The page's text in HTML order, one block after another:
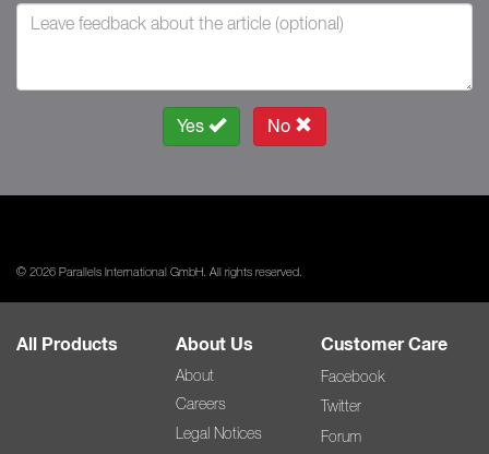
Yes No
© 2026 Parallels International GmbH. All rights reserved.
All Products About Us
About
Careers
Legal Notices
Customer Care
Facebook
Twitter
Forum